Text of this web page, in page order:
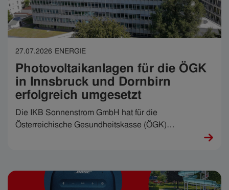
27.07.2026 ENERGIE
Photovoltaikanlagen für die ÖGK
in Innsbruck und Dornbirn
erfolgreich umgesetzt
Die IKB Sonnenstrom GmbH hat für die
Österreichische Gesundheitskasse (ÖGK)
Photovoltaikanlagen an den Standorten Innsbruck und